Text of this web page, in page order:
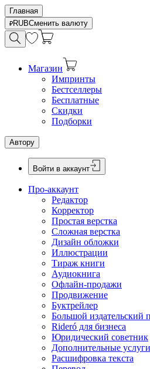
Главная
RUBСменить валюту
Магазин
Импринты
Бестселлеры
Бесплатные
Скидки
Подборки
Автору
Войти в аккаунт
Про-аккаунт
Редактор
Корректор
Простая верстка
Сложная верстка
Дизайн обложки
Иллюстрации
Тираж книги
Аудиокнига
Офлайн-продажи
Продвижение
Буктрейлер
Большой издательский
Rideró для бизнеса
Юридический советник
Дополнительные услуги
Расшифровка текста